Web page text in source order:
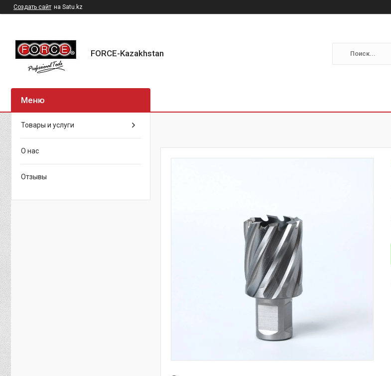
Создать сайт на Satu.kz
FORCE-Kazakhstan
Товары и услуги
О нас
Отзывы